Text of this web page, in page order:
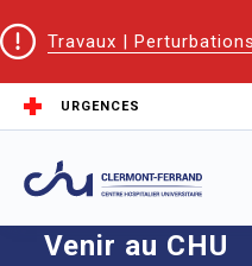
Travaux |
URGENCES
Accueil
Venir au CHU